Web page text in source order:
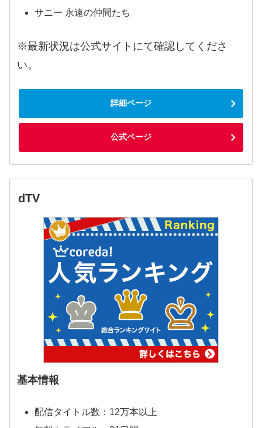
サニー 永遠の仲間たち
※最新状況は公式サイトにて確認してくださ
い。
詳細ページ
公式ページ
dTV
基本情報
配信タイトル数：12万本以上